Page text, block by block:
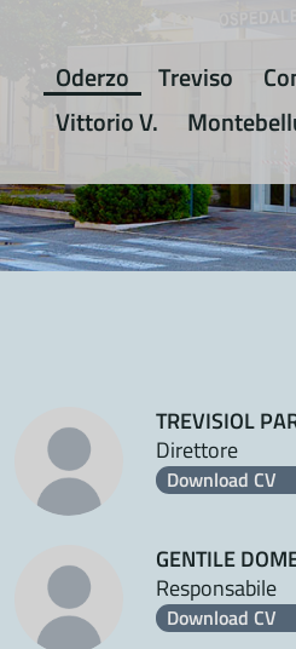
Oderzo Treviso
Vittorio V.
TREVISIOL
Direttore
Download CV
GENTILE
Responsabile
Download CV